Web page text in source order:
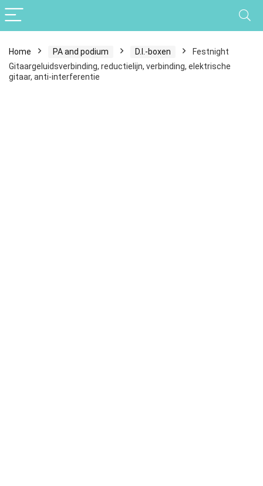
Home PA and podium D.I.-boxen
Festnight
Gitaargeluidsverbinding, reductielijn, verbinding, elektrische
gitaar, anti-interferentie